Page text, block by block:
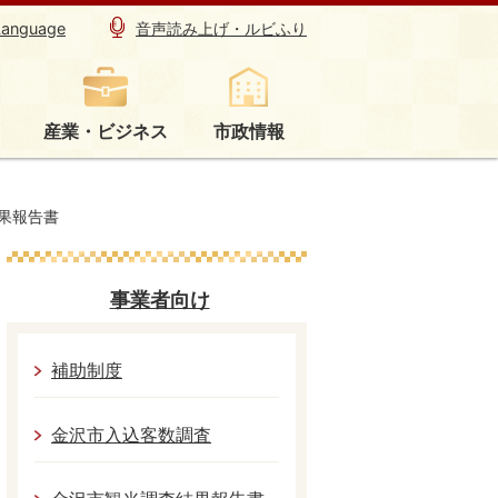
音声読み上げ・ルビふり
産業・ビジネス 市政情報
報告書
事業者向け
補助制度
金沢市入込客数調査